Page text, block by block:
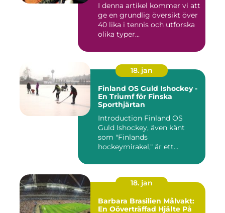
spännande och
frustrerande för spelare
och fans
I denna artikel kommer vi att
ge en grundlig översikt över
40 lika i tennis och utforska
olika typer...
18. jan
Finland OS Guld Ishockey -
En Triumf för Finska
Sporthjärtan
Introduction Finland OS
Guld Ishockey, även känt
som "Finlands
hockeymirakel," är ett
18. jan
Barbara Brasilien Målvakt:
En Oöverträffad Hjälte På